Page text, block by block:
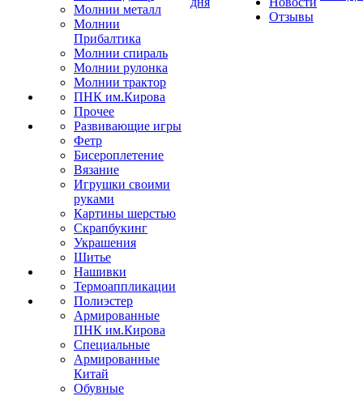
Молнии металл
Молнии
Прибалтика
Молнии спираль
Молнии рулонка
Молнии трактор
ПНК им.Кирова
Прочее
Развивающие игры
Фетр
Бисероплетение
Вязание
Игрушки своими
руками
Картины шерстью
Скрапбукинг
Украшения
Шитье
Нашивки
Термоаппликации
Полиэстер
Армированные
ПНК им.Кирова
Специальные
Армированные
Китай
Обувные
Отзывы